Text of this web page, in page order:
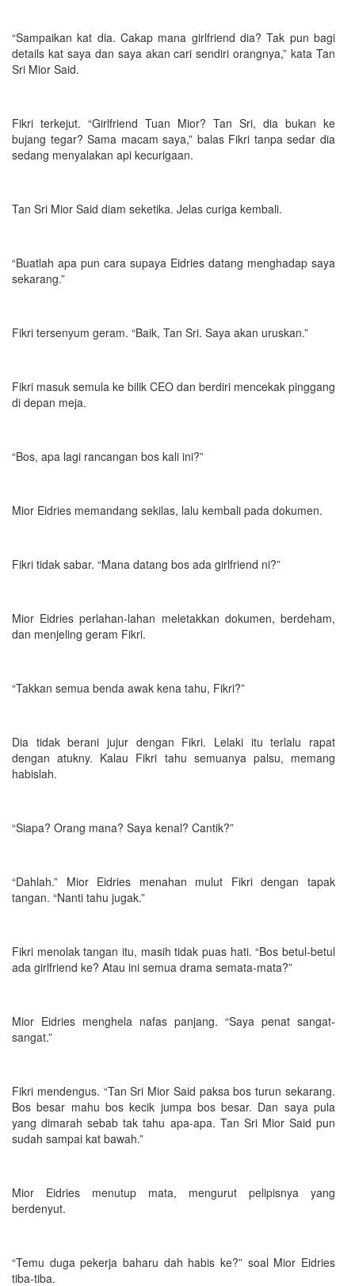
“Sampaikan kat dia. Cakap mana girlfriend dia? Tak pun bagi
details kat saya dan saya akan cari sendiri orangnya,” kata Tan
Sri Mior Said.
Fikri terkejut. “Girlfriend Tuan Mior? Tan Sri, dia bukan ke
bujang tegar? Sama macam saya,” balas Fikri tanpa sedar dia
sedang menyalakan api kecurigaan.
Tan Sri Mior Said diam seketika. Jelas curiga kembali.
“Buatlah apa pun cara supaya Eidries datang menghadap saya
sekarang.”
Fikri tersenyum geram. “Baik, Tan Sri. Saya akan uruskan.”
Fikri masuk semula ke bilik CEO dan berdiri mencekak pinggang
di depan meja.
“Bos, apa lagi rancangan bos kali ini?”
Mior Eidries memandang sekilas, lalu kembali pada dokumen.
Fikri tidak sabar. “Mana datang bos ada girlfriend ni?”
Mior Eidries perlahan-lahan meletakkan dokumen, berdeham,
dan menjeling geram Fikri.
“Takkan semua benda awak kena tahu, Fikri?”
Dia tidak berani jujur dengan Fikri. Lelaki itu terlalu rapat
dengan atukny. Kalau Fikri tahu semuanya palsu, memang
habislah.
“Siapa? Orang mana? Saya kenal? Cantik?”
“Dahlah.” Mior Eidries menahan mulut Fikri dengan tapak
tangan. “Nanti tahu jugak.”
Fikri menolak tangan itu, masih tidak puas hati. “Bos betul-betul
ada girlfriend ke? Atau ini semua drama semata-mata?”
Mior Eidries menghela nafas panjang. “Saya penat sangat-
sangat.”
Fikri mendengus. “Tan Sri Mior Said paksa bos turun sekarang.
Bos besar mahu bos kecik jumpa bos besar. Dan saya pula
yang dimarah sebab tak tahu apa-apa. Tan Sri Mior Said pun
sudah sampai kat bawah.”
Mior Eidries menutup mata, mengurut pelipisnya yang
berdenyut.
“Temu duga pekerja baharu dah habis ke?” soal Mior Eidries
tiba-tiba.